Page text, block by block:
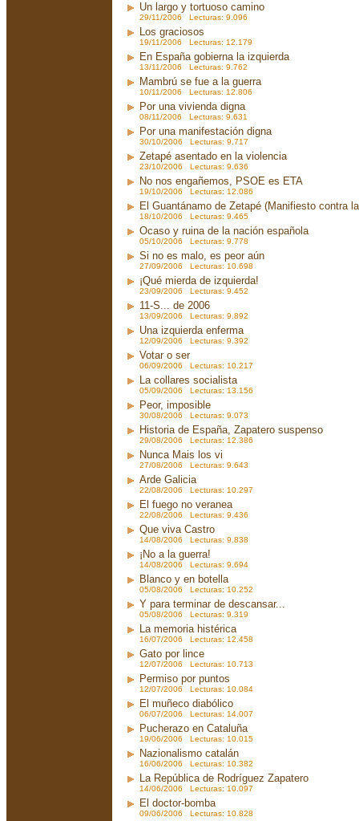
Un largo y tortuoso camino
29/11/2006 Lecturas: 9.096
Los graciosos
19/11/2006 Lecturas: 12.179
En España gobierna la izquierda
13/11/2006 Lecturas: 9.762
Mambrú se fue a la guerra
10/11/2006 Lecturas: 12.806
Por una vivienda digna
08/11/2006 Lecturas: 9.631
Por una manifestación digna
30/10/2006 Lecturas: 9.717
Zetapé asentado en la violencia
23/10/2006 Lecturas: 9.636
No nos engañemos, PSOE es ETA
19/10/2006 Lecturas: 12.086
El Guantánamo de Zetapé (Manifiesto contra
18/10/2006 Lecturas: 9.465
Ocaso y ruina de la nación española
05/10/2006 Lecturas: 9.778
Si no es malo, es peor aún
27/09/2006 Lecturas: 10.698
¡Qué mierda de izquierda!
23/09/2006 Lecturas: 9.452
11-S... de 2006
13/09/2006 Lecturas: 9.892
Una izquierda enferma
12/09/2006 Lecturas: 9.392
Votar o ser
06/09/2006 Lecturas: 10.217
La collares socialista
05/09/2006 Lecturas: 13.156
Peor, imposible
30/08/2006 Lecturas: 9.073
Historia de España, Zapatero suspenso
29/08/2006 Lecturas: 12.386
Nunca Mais los vi
27/08/2006 Lecturas: 9.643
Arde Galicia
22/08/2006 Lecturas: 10.297
El fuego no veranea
22/08/2006 Lecturas: 9.436
Que viva Castro
14/08/2006 Lecturas: 9.838
¡No a la guerra!
14/08/2006 Lecturas: 9.694
Blanco y en botella
05/08/2006 Lecturas: 10.252
Y para terminar de descansar...
05/08/2006 Lecturas: 9.319
La memoria histérica
16/07/2006 Lecturas: 12.458
Gato por lince
12/07/2006 Lecturas: 10.713
Permiso por puntos
12/07/2006 Lecturas: 10.084
El muñeco diabólico
06/07/2006 Lecturas: 14.007
Pucherazo en Cataluña
19/06/2006 Lecturas: 10.015
Nazionalismo catalán
16/06/2006 Lecturas: 10.382
La República de Rodríguez Zapatero
14/06/2006 Lecturas: 10.097
El doctor-bomba
09/06/2006 Lecturas: 10.828